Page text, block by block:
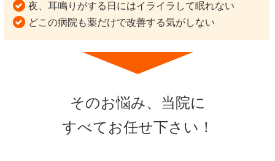
夜、耳鳴りがする日にはイライラして眠れない
どこの病院も薬だけで改善する気がしない
そのお悩み、当院に
すべてお任せ下さい！